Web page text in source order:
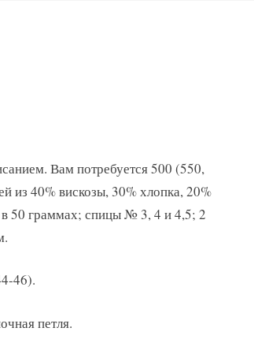
Вам потребуется 500 (550,
из 40% вискозы, 30% хлопка, 20%
50 граммах; спицы № 3, 4 и 4,5; 2
46).
петля.